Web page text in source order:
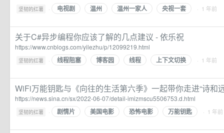
坚韧的红薯 · 电视剧 温州 温州一家人 央视一套 · 1 年前
关于C#异步编程你应该了解的几点建议 - 依乐祝
https://www.cnblogs.com/yilezhu/p/12099219.html
坚韧的红薯 · 线程阻塞 博客园 线程 上下文切换 · 1 年前
WiFi万能钥匙与《向往的生活第六季》一起带你走进“诗和
https://news.sina.cn/sx/2022-06-07/detail-imizmscu5506753.d.html
坚韧的红薯 · 剧情片 美国电影 恐怖电影 万能钥匙 · 1 年前